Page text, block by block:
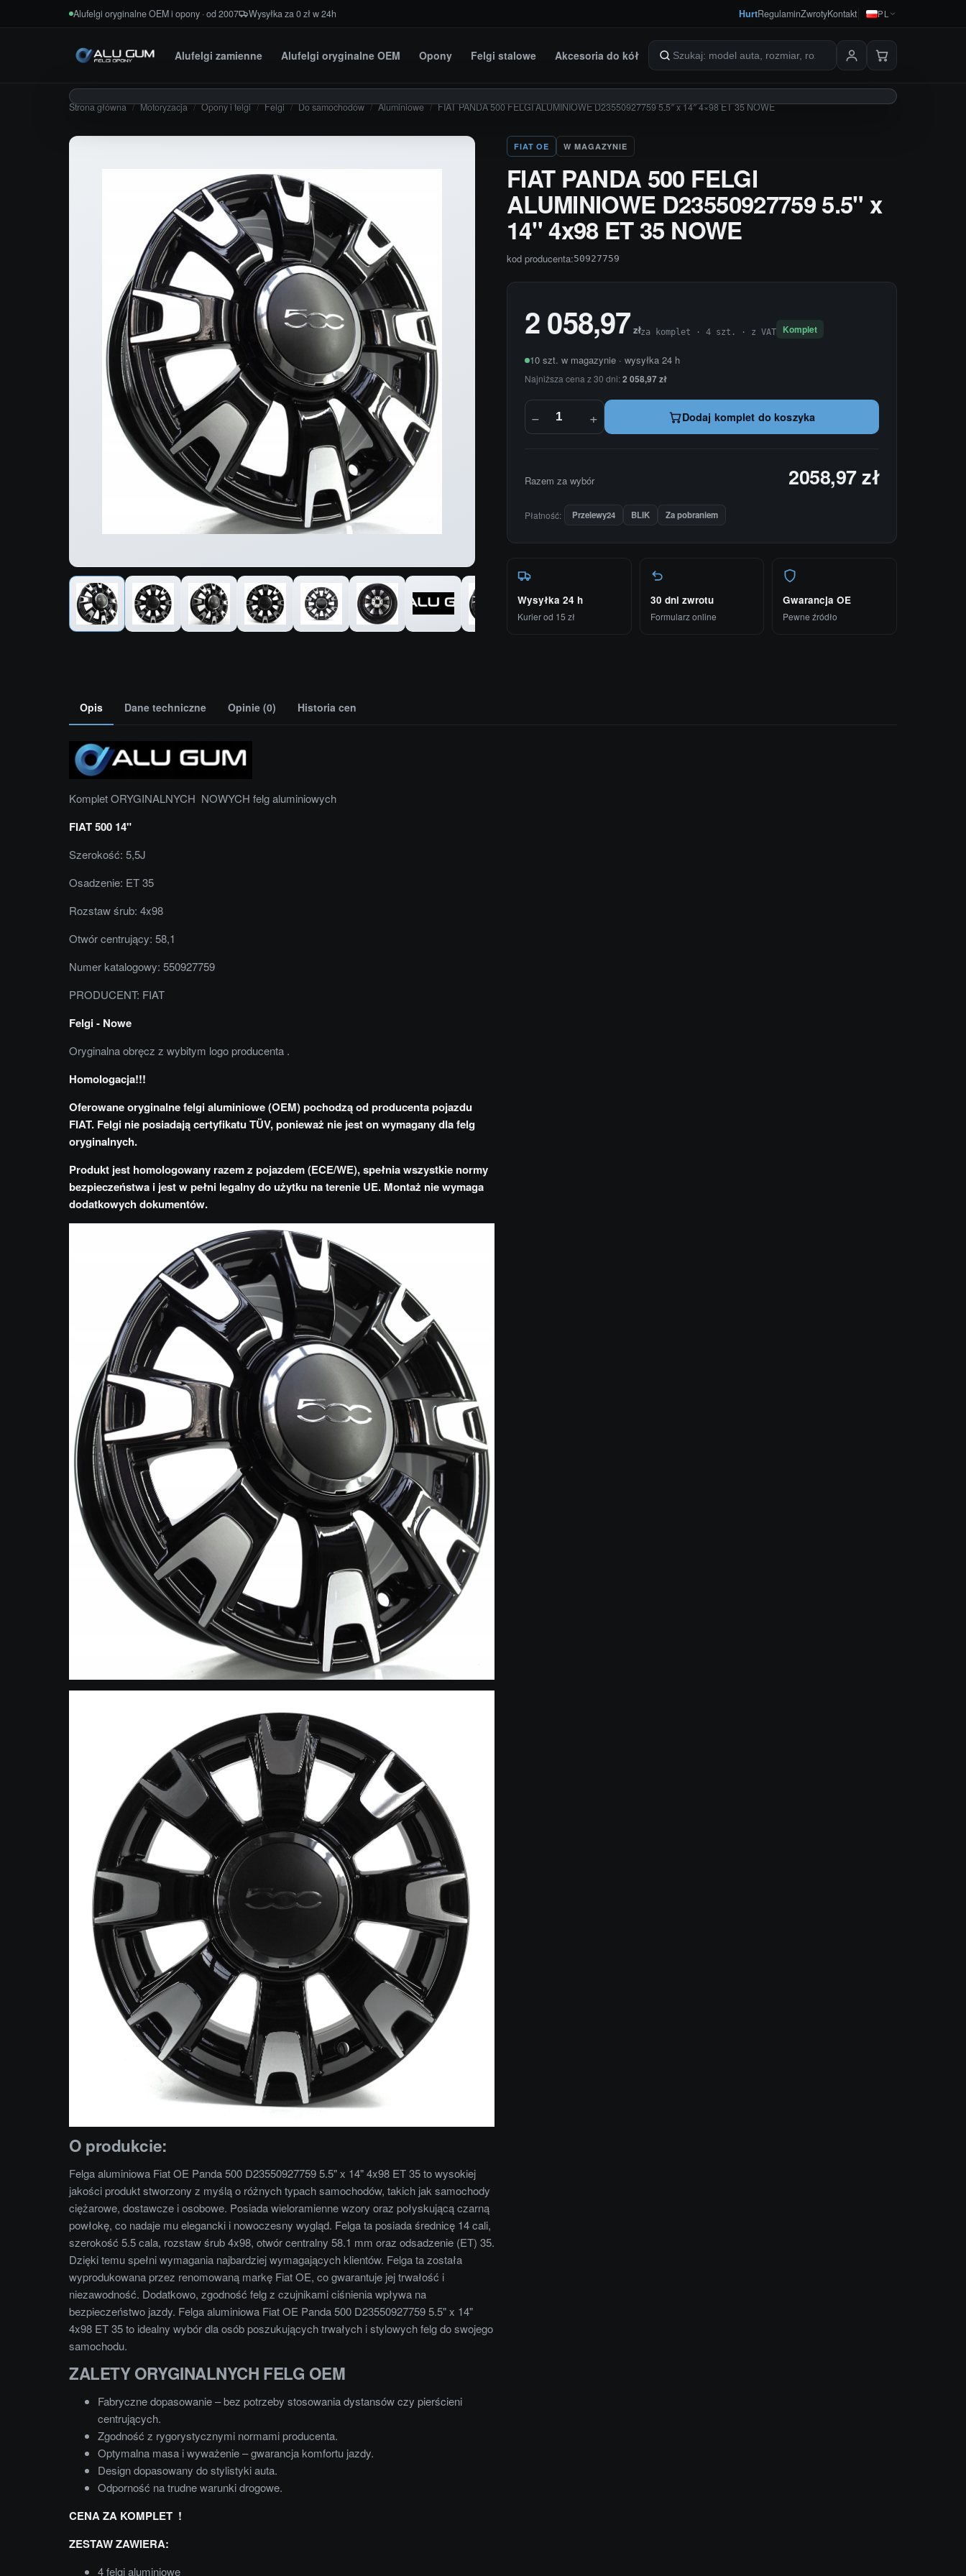
Przejdź do treściAlufelgi oryginalne OEM i opony · od 2007 Wysyłka za 0 zł w 24h HurtRegulaminZwrotyKontakt PL
Alufelgi zamienne Alufelgi oryginalne OEM Opony Felgi stalowe Akcesoria do kół Szukaj produktów
Strona główna / Motoryzacja / Opony i felgi / Felgi / Do samochodów / Aluminiowe / FIAT PANDA 500 FELGI ALUMINIOWE D23550927759 5.5″ x 14″ 4×98 ET 35 NOWE
FIAT OE W MAGAZYNIE
FIAT PANDA 500 FELGI
ALUMINIOWE D23550927759 5.5" x
14" 4x98 ET 35 NOWE
kod producenta:50927759
2 058,97 złza komplet · 4 szt. · z VAT Komplet
10 szt. w magazynie · wysyłka 24 h
Najniższa cena z 30 dni:2 058,97 zł
− + Dodaj komplet do koszyka
Razem za wybór 2058,97 zł
Płatność: Przelewy24 BLIK Za pobraniem
Wysyłka 24 h
Kurier od 15 zł
30 dni zwrotu
Formularz online
Gwarancja OE
Pewne źródło
Opis Dane techniczne Opinie (0) Historia cen
Komplet ORYGINALNYCH NOWYCH felg aluminiowych
FIAT 500 14"
Szerokość: 5,5J
Osadzenie: ET 35
Rozstaw śrub: 4x98
Otwór centrujący: 58,1
Numer katalogowy: 550927759
PRODUCENT: FIAT
Felgi - Nowe
Oryginalna obręcz z wybitym logo producenta .
Homologacja!!!
Oferowane oryginalne felgi aluminiowe (OEM) pochodzą od producenta pojazdu
FIAT. Felgi nie posiadają certyfikatu TÜV, ponieważ nie jest on wymagany dla felg
oryginalnych.
Produkt jest homologowany razem z pojazdem (ECE/WE), spełnia wszystkie normy
bezpieczeństwa i jest w pełni legalny do użytku na terenie UE. Montaż nie wymaga
dodatkowych dokumentów.
O produkcie:
Felga aluminiowa Fiat OE Panda 500 D23550927759 5.5" x 14" 4x98 ET 35 to wysokiej
jakości produkt stworzony z myślą o różnych typach samochodów, takich jak samochody
ciężarowe, dostawcze i osobowe. Posiada wieloramienne wzory oraz połyskującą czarną
powłokę, co nadaje mu elegancki i nowoczesny wygląd. Felga ta posiada średnicę 14 cali,
szerokość 5.5 cala, rozstaw śrub 4x98, otwór centralny 58.1 mm oraz odsadzenie (ET) 35.
Dzięki temu spełni wymagania najbardziej wymagających klientów. Felga ta została
wyprodukowana przez renomowaną markę Fiat OE, co gwarantuje jej trwałość i
niezawodność. Dodatkowo, zgodność felg z czujnikami ciśnienia wpływa na
bezpieczeństwo jazdy. Felga aluminiowa Fiat OE Panda 500 D23550927759 5.5" x 14"
4x98 ET 35 to idealny wybór dla osób poszukujących trwałych i stylowych felg do swojego
samochodu.
ZALETY ORYGINALNYCH FELG OEM
Fabryczne dopasowanie – bez potrzeby stosowania dystansów czy pierścieni
centrujących.
Zgodność z rygorystycznymi normami producenta.
Optymalna masa i wyważenie – gwarancja komfortu jazdy.
Design dopasowany do stylistyki auta.
Odporność na trudne warunki drogowe.
CENA ZA KOMPLET !
ZESTAW ZAWIERA:
4 felgi aluminiowe